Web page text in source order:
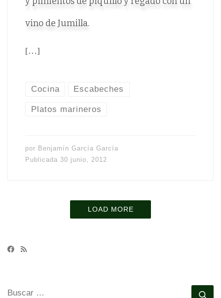
vino de Jumilla.
[…]
Cocina Escabeches
Platos marineros
por Benjamín García García
Publicada 30 junio, 2012
LOAD MORE
BUSCAR